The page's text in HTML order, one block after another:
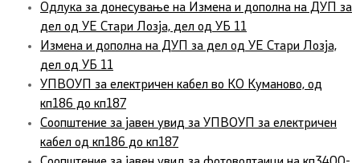
Одлука за донесување на Измена и дополна на ДУП за
дел од УЕ Стари Лозја, дел од УБ 11
Измена и дополна на ДУП за дел од УЕ Стари Лозја,
дел од УБ 11
УПВОУП за електричен кабел во КО Куманово, од
кп186 до кп187
Соопштение за јавен увид за УПВОУП за електричен
кабел од кп186 до кп187